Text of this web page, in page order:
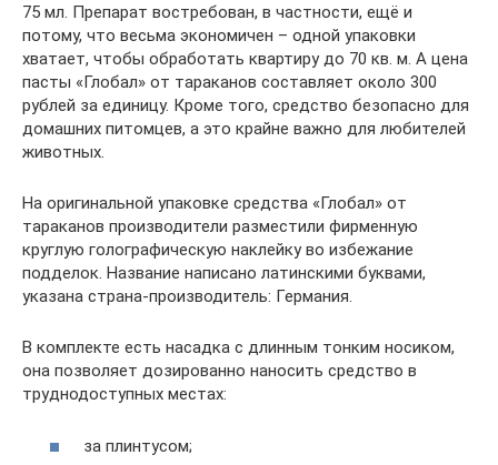
75 мл. Препарат востребован, в частности, ещё и
потому, что весьма экономичен – одной упаковки
хватает, чтобы обработать квартиру до 70 кв. м. А цена
пасты «Глобал» от тараканов составляет около 300
рублей за единицу. Кроме того, средство безопасно для
домашних питомцев, а это крайне важно для любителей
животных.
На оригинальной упаковке средства «Глобал» от
тараканов производители разместили фирменную
круглую голографическую наклейку во избежание
подделок. Название написано латинскими буквами,
указана страна-производитель: Германия.
В комплекте есть насадка с длинным тонким носиком,
она позволяет дозированно наносить средство в
труднодоступных местах:
за плинтусом;